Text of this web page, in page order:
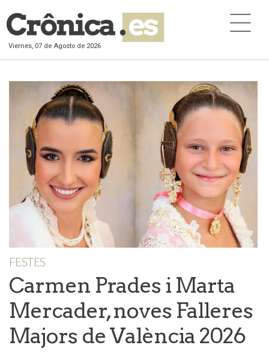
Viernes, 07 de Agosto de 2026
FESTES
Carmen Prades i Marta
Mercader, noves Falleres
Majors de València 2026